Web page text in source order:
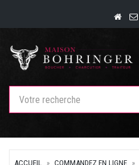
ACCUEIL COMMANDEZ EN LIGNE